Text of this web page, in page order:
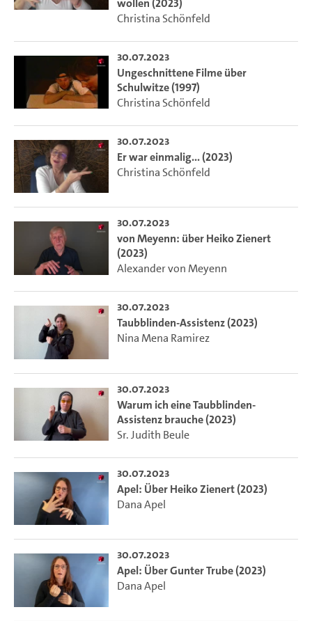
Christina Schönfeld
30.07.2023
Ungeschnittene Filme über
Schulwitze (1997)
Christina Schönfeld
30.07.2023
Er war einmalig... (2023)
Christina Schönfeld
30.07.2023
von Meyenn: über Heiko Zienert
(2023)
Alexander von Meyenn
30.07.2023
Taubblinden-Assistenz (2023)
Nina Mena Ramirez
30.07.2023
Warum ich eine Taubblinden-
Assistenz brauche (2023)
Sr. Judith Beule
30.07.2023
Apel: Über Heiko Zienert (2023)
Dana Apel
30.07.2023
Apel: Über Gunter Trube (2023)
Dana Apel